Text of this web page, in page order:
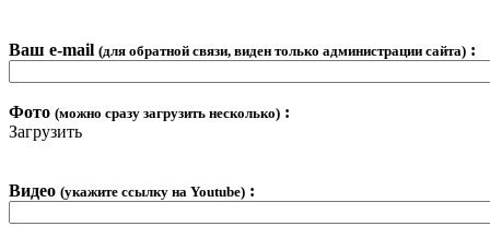
Ваш e-mail (для обратной связи, виден только администрации сайта) :
Фото (можно сразу загрузить несколько) :
Загрузить
Видео (укажите ссылку на Youtube) :